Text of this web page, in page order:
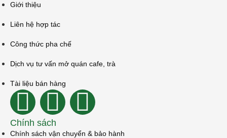
Giới thiệu
Liên hệ hợp tác
Công thức pha chế
Dịch vụ tư vấn mở quán cafe, trà
Tài liệu bán hàng
Chính sách
Chính sách vận chuyển & bảo hành